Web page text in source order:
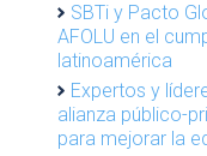
SBTi y Pacto
AFOLU en el
latinoamérica
Expertos y
alianza público-
para mejorar la